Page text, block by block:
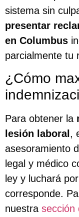
sistema sin
presentar
en Columbus
parcialmente tu
¿Cómo
Para obtener la
lesión laboral ,
asesoramiento
legal y médico
ley y luchará
corresponde.
nuestra sección